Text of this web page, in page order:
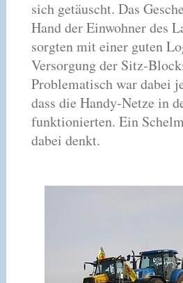
sich getäuscht. Das
Hand der Einwohner des
sorgten mit einer guten
Versorgung der Sitz-
Problematisch war dabei
dass die Handy-Netze in
funktionierten. Ein
dabei denkt.